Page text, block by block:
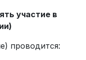
участие в
проводится: